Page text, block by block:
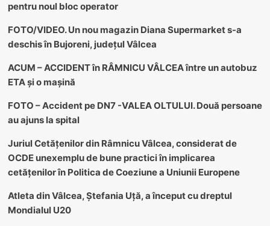
pentru noul bloc operator
FOTO/VIDEO. Un nou magazin Diana Supermarket s-a
deschis în Bujoreni, județul Vâlcea
ACUM – ACCIDENT în RÂMNICU VÂLCEA între un autobuz
ETA și o mașină
FOTO – Accident pe DN7 -VALEA OLTULUI. Două persoane
au ajuns la spital
Juriul Cetățenilor din Râmnicu Vâlcea, considerat de
OCDE unexemplu de bune practici în implicarea
cetățenilor în Politica de Coeziune a Uniunii Europene
Atleta din Vâlcea, Ștefania Uță, a început cu dreptul
Mondialul U20